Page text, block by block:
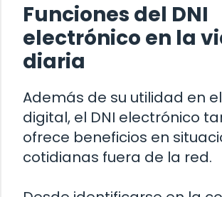
Funciones del DNI
electrónico en la
diaria
Además de su utilidad en
digital, el DNI electrónico
ofrece beneficios en
cotidianas fuera de la red.